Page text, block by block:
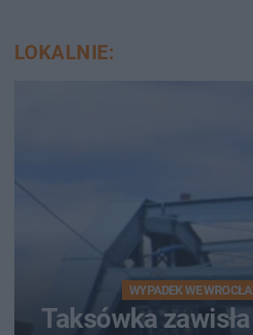
LOKALNIE:
WYPADEK WE
Taksówka